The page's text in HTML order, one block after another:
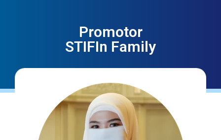
Promotor
STIFIn Family